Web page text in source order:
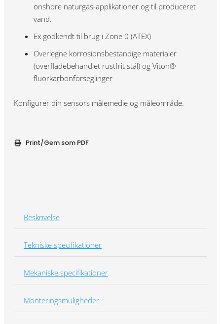
onshore naturgas-applikationer og til produceret
vand.
Ex godkendt til brug i Zone 0 (ATEX)
Overlegne korrosionsbestandige materialer
(overfladebehandlet rustfrit stål) og Viton®
fluorkarbonforseglinger
Konfigurer din sensors målemedie og måleområde.
Print/Gem som PDF
Beskrivelse
Tekniske specifikationer
Mekaniske specifikationer
Monteringsmuligheder